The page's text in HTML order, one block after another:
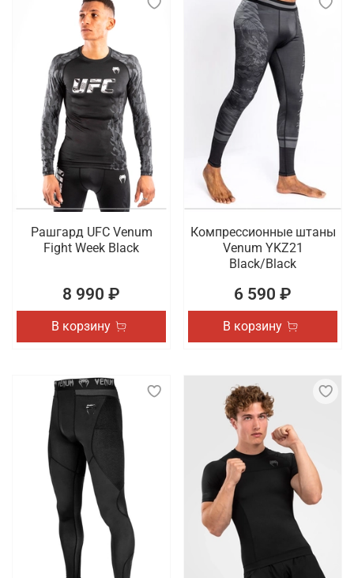
Рашгард UFC Venum
Fight Week Black
8 990 ₽
В корзину
Компрессионные штаны
Venum YKZ21
Black/Black
6 590 ₽
В корзину